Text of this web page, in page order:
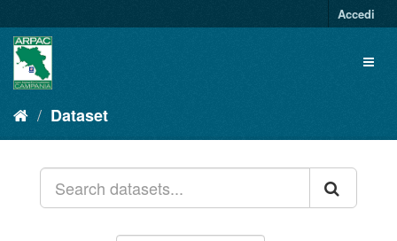
al
contenuto
Accedi
Dataset